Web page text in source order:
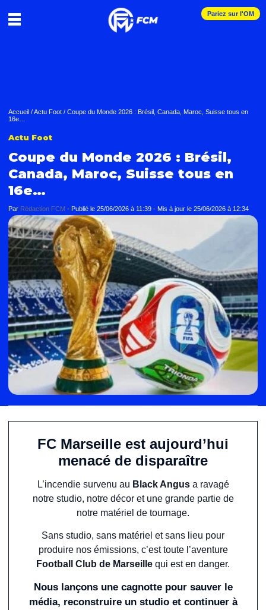
Pariez sur l'OM
Accueil /Actu Foot / Coupe du Monde 2026 : Brésil, Canada, Maroc, Suisse tous en
16e…
Actu Foot
Coupe du Monde 2026 : Brésil,
Canada, Maroc, Suisse tous en
16e…
Par Rédaction FCM - Publié le 25/06/2026 à 11:39 - Mis à jour le 25/06/2026 à 12:34
FC Marseille est aujourd’hui
menacé de disparaître
L’incendie survenu au Black Angusa ravagé
notre studio, notre décor et une grande partie de
notre matériel de tournage.
Sans studio, sans matériel et sans lieu pour
produire nos émissions, c’est toute l’aventure
Football Club de Marseille qui est en danger.
Nous lançons une cagnotte pour sauver le
média, reconstruire un studio et continuer à